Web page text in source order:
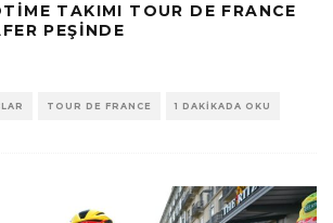
TAKIMI TOUR DE FRANCE
PEŞINDE
TOUR DE FRANCE 1 DAKIKADA OKU